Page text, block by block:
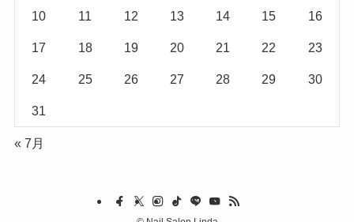
10 11 12 13 14 15 16
17 18 19 20 21 22 23
24 25 26 27 28 29 30
31
« 7月